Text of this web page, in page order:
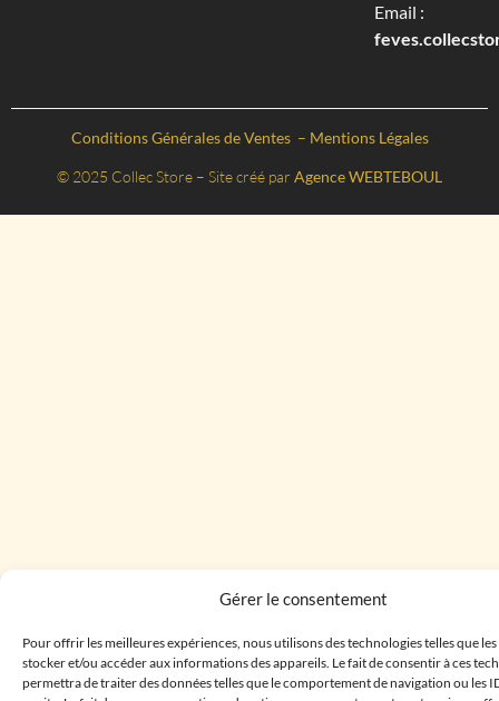
Gérer le consentement
Pour offrir les meilleures expériences, nous utilisons des technologies telles que
stocker et/ou accéder aux informations des appareils. Le fait de consentir à ces
permettra de traiter des données telles que le comportement de navigation ou les
Email :
Conditions Générales de Ventes – Mentions Légales
© 2025 Collec Store – Site créé par Agence WEBTEBOUL